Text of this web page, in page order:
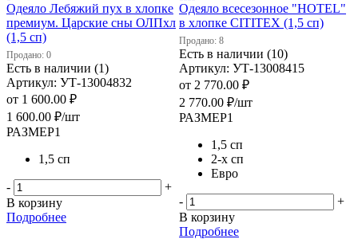
Одеяло Лебяжий пух в хлопке
премиум. Царские сны ОЛПхл
(1,5 сп)
Продано: 0
Есть в наличии (1)
Артикул: УТ-13004832
от 1 600.00 ₽
1 600.00 ₽/шт
РАЗМЕР1
1,5 сп
-
+
В корзину
Подробнее
Одеяло всесезонное "HOTEL"
в хлопке CITITEX (1,5 сп)
Продано: 8
Есть в наличии (10)
Артикул: УТ-13008415
от 2 770.00 ₽
2 770.00 ₽/шт
РАЗМЕР1
1,5 сп
2-х сп
Евро
-
+
В корзину
Подробнее